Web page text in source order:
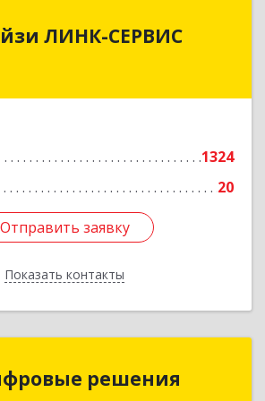
ЛИНК-СЕРВИС
1324
20
Отправить заявку
Показать контакты
ЛИНК-СЕРВИС
Челябинская обл, Челябинск г, 3
Отправить заявку
Назад
решения
Цифровые решения